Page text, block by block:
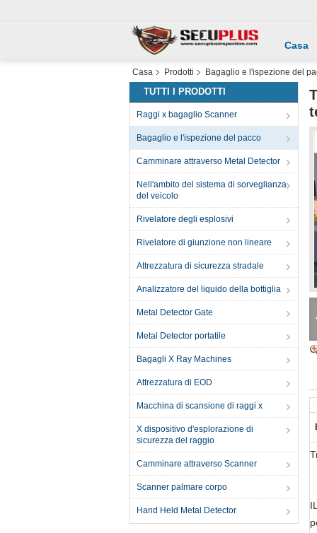
Casa
Casa Prodotti Bagaglio e l'ispezione del
TUTTI I PRODOTTI
Raggi x bagaglio Scanner
Bagaglio e l'ispezione del pacco
Camminare attraverso Metal Detector
Nell'ambito del sistema di sorveglianza
del veicolo
Rivelatore degli esplosivi
Rivelatore di giunzione non lineare
Attrezzatura di sicurezza stradale
Analizzatore del liquido della bottiglia
Metal Detector Gate
Metal Detector portatile
Bagagli X Ray Machines
Attrezzatura di EOD
Macchina di scansione di raggi x
X dispositivo d'esplorazione di
sicurezza del raggio
Camminare attraverso Scanner
Scanner palmare corpo
Hand Held Metal Detector